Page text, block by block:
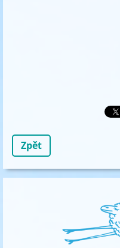
Zpět